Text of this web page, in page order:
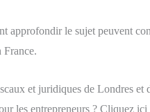
approfondir le sujet peuvent
France.
et juridiques de Londres
les entrepreneurs ? Cliquez